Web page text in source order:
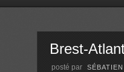
Brest-
posté par